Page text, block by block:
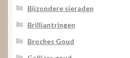
Bijzondere sieraden
Brilliantringen
Broches Goud